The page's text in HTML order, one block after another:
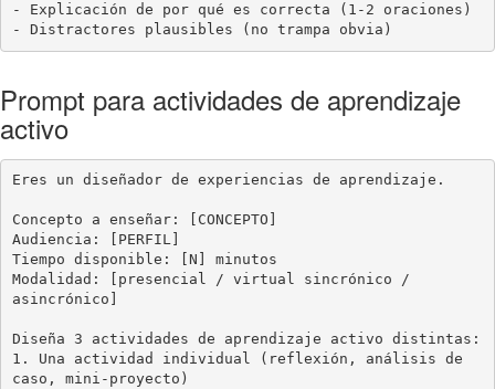
- Explicación de por qué es correcta (1-2 oraciones)
- Distractores plausibles (no trampa obvia)
Prompt para actividades de aprendizaje
activo
Eres un diseñador de experiencias de aprendizaje.
Concepto a enseñar: [CONCEPTO]
Audiencia: [PERFIL]
Tiempo disponible: [N] minutos
Modalidad: [presencial / virtual sincrónico /
asincrónico]
Diseña 3 actividades de aprendizaje activo distintas:
1. Una actividad individual (reflexión, análisis de
caso, mini-proyecto)